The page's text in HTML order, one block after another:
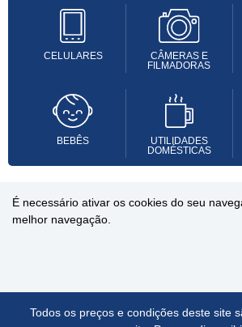
CELULARES
CÂMERAS E
FILMADORAS
BEBÊS
UTILIDADES
DOMÉSTICAS
É necessário ativar os cookies do seu
melhor navegação.
Todos os preços e condições deste site